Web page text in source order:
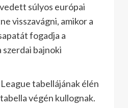
súlyos európai
visszavágni, amikor a
fogadja a
szerdai bajnoki
tabellájának élén
tabella végén kullognak.